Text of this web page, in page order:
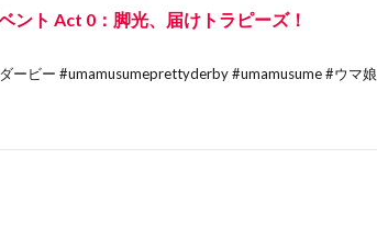
ント Act 0：脚光、届けトラピーズ！
ービー #umamusumeprettyderby #umamusume #ウマ娘